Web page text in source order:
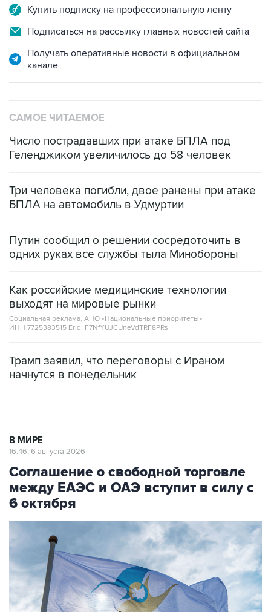
Купить подписку на профессиональную ленту
Подписаться на рассылку главных новостей сайта
Получать оперативные новости в официальном
канале
САМОЕ ЧИТАЕМОЕ
Число пострадавших при атаке БПЛА под
Геленджиком увеличилось до 58 человек
Три человека погибли, двое ранены при атаке
БПЛА на автомобиль в Удмуртии
Путин сообщил о решении сосредоточить в
одних руках все службы тыла Минобороны
Как российские медицинские технологии
выходят на мировые рынки
Социальная реклама, АНО «Национальные приоритеты».
ИНН 7725383515 Erid: F7NfYUJCUneVdTRF8PRs
Трамп заявил, что переговоры с Ираном
начнутся в понедельник
В МИРЕ
16:46, 6 августа 2026
Соглашение о свободной торговле
между ЕАЭС и ОАЭ вступит в силу с
6 октября